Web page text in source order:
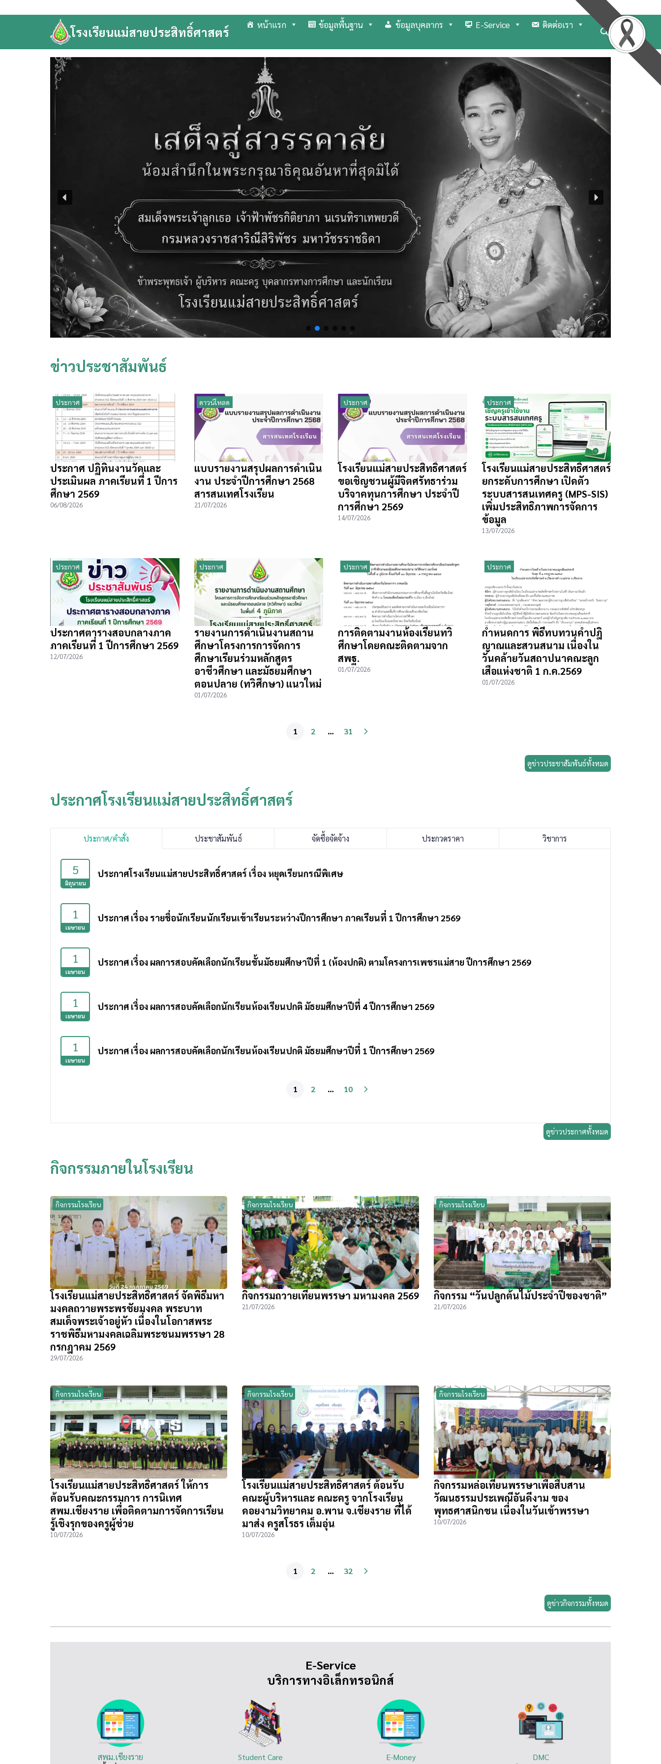
to
โรงเรียนแม่สายประสิทธิ์ศาสตร์ หน้าแรก ข้อมูลพื้นฐาน ข้อมูลบุคลากร E-Service ติดต่อเรา
Search
for:
ข่าวประชาสัมพันธ์
ประกาศ
ประกาศ ปฏิทินงานวัดและ
ประเมินผล ภาคเรียนที่ 1 ปีการ
ศึกษา 2569
06/08/2026
ดาวน์โหลด
แบบรายงานสรุปผลการดำเนิน
งาน ประจำปีการศึกษา 2568
สารสนเทศโรงเรียน
21/07/2026
ประกาศ
โรงเรียนแม่สายประสิทธิ์ศาสตร์
ขอเชิญชวนผู้มีจิตศรัทธาร่วม
บริจาคทุนการศึกษา ประจำปี
การศึกษา 2569
14/07/2026
ประกาศ
โรงเรียนแม่สายประสิทธิ์ศาสตร์
ยกระดับการศึกษา เปิดตัว
ระบบสารสนเทศครู (MPS-SIS)
เพิ่มประสิทธิภาพการจัดการ
ข้อมูล
13/07/2026
ประกาศ
ประกาศตารางสอบกลางภาค
ภาคเรียนที่ 1 ปีการศึกษา 2569
12/07/2026
ประกาศ
รายงานการดำเนินงานสถาน
ศึกษาโครงการการจัดการ
ศึกษาเรียนร่วมหลักสูตร
อาชีวศึกษา และมัธยมศึกษา
ตอนปลาย (ทวิศึกษา) แนวใหม่
01/07/2026
ประกาศ
การติดตามงานห้องเรียนทวิ
ศึกษาโดยคณะติดตามจาก
สพฐ.
01/07/2026
ประกาศ
กำหนดการ พิธีทบทวนคำปฎิ
ญาณและสวนสนาม เนื่องใน
วันคล้ายวันสถาปนาคณะลูก
เสือแห่งชาติ 1 ก.ค.2569
01/07/2026
1 2 … 31
ดูข่าวประชาสัมพันธ์ทั้งหมด
ประกาศโรงเรียนแม่สายประสิทธิ์ศาสตร์
ประกาศ/คำสั่ง ประชาสัมพันธ์ จัดซื้อจัดจ้าง ประกวดราคา วิชาการ
5
มิถุนายน
ประกาศโรงเรียนแม่สายประสิทธิ์ศาสตร์ เรื่อง หยุดเรียนกรณีพิเศษ
1
เมษายน
ประกาศ เรื่อง รายชื่อนักเรียนนักเรียนเข้าเรียนระหว่างปีการศึกษา ภาคเรียนที่ 1 ปีการศึกษา 2569
1
เมษายน
ประกาศ เรื่อง ผลการสอบคัดเลือกนักเรียนชั้นมัธยมศึกษาปีที่ 1 (ห้องปกติ) ตามโครงการเพชรแม่สาย ปีการศึกษา 2569
1
เมษายน
ประกาศ เรื่อง ผลการสอบคัดเลือกนักเรียนห้องเรียนปกติ มัธยมศึกษาปีที่ 4 ปีการศึกษา 2569
1
เมษายน
ประกาศ เรื่อง ผลการสอบคัดเลือกนักเรียนห้องเรียนปกติ มัธยมศึกษาปีที่ 1 ปีการศึกษา 2569
1 2 … 10
ดูข่าวประกาศทั้งหมด
กิจกรรมภายในโรงเรียน
กิจกรรมโรงเรียน
โรงเรียนแม่สายประสิทธิ์ศาสตร์ จัดพิธีมหา
มงคลถวายพระพรชัยมงคล พระบาท
สมเด็จพระเจ้าอยู่หัว เนื่องในโอกาสพระ
ราชพิธีมหามงคลเฉลิมพระชนมพรรษา 28
กรกฎาคม 2569
29/07/2026
กิจกรรมโรงเรียน
กิจกรรมถวายเทียนพรรษา มหามงคล 2569
21/07/2026
กิจกรรมโรงเรียน
กิจกรรม “วันปลูกต้นไม้ประจำปีของชาติ”
21/07/2026
กิจกรรมโรงเรียน
โรงเรียนแม่สายประสิทธิ์ศาสตร์ ให้การ
ต้อนรับคณะกรรมการ การนิเทศ
สพม.เชียงราย เพื่อติดตามการจัดการเรียน
รู้เชิงรุกของครูผู้ช่วย
10/07/2026
กิจกรรมโรงเรียน
โรงเรียนแม่สายประสิทธิ์ศาสตร์ ต้อนรับ
คณะผู้บริหารและ คณะครู จากโรงเรียน
ดอยงามวิทยาคม อ.พาน จ.เชียงราย ที่ได้
มาส่ง ครูสโรธร เต็มอุ่น
10/07/2026
กิจกรรมโรงเรียน
กิจกรรมหล่อเทียนพรรษาเพื่อสืบสาน
วัฒนธรรมประเพณีอันดีงาม ของ
พุทธศาสนิกชน เนื่องในวันเข้าพรรษา
10/07/2026
1 2 … 32
ดูข่าวกิจกรรมทั้งหมด
E-Service
บริการทางอิเล็กทรอนิกส์
สพม.เชียงราย
Student Care
E-Money
DMC